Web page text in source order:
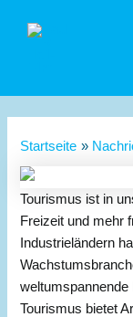
Inhalt
Startseite
Tourismus ist in
Freizeit und mehr
Industrieländern
Tourismus bietet